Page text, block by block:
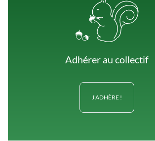
Adhérer au collectif
J'ADHÈRE !